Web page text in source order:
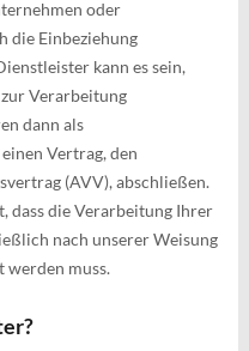
oder
die Einbeziehung
kann es sein,
Verarbeitung
dann als
Vertrag, den
(AVV), abschließen.
dass die Verarbeitung Ihrer
nach unserer Weisung
werden muss.